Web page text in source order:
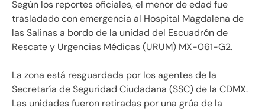
Según los reportes oficiales, el menor de edad fue
trasladado con emergencia al Hospital Magdalena de
las Salinas a bordo de la unidad del Escuadrón de
Rescate y Urgencias Médicas (URUM) MX-061-G2.
La zona está resguardada por los agentes de la
Secretaría de Seguridad Ciudadana (SSC) de la CDMX.
Las unidades fueron retiradas por una grúa de la